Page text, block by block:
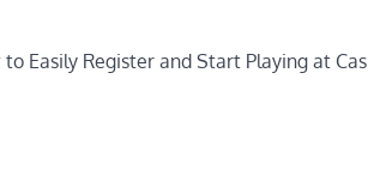
to Easily Register and Start Playing at